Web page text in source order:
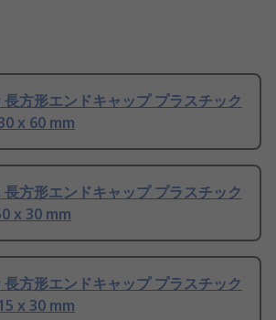
方形エンドキャップ プラスチック
x 60 mm
方形エンドキャップ プラスチック
x 30 mm
方形エンドキャップ プラスチック
x 30 mm